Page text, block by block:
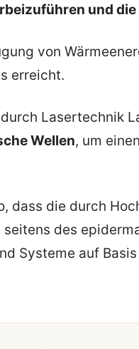
und
von
erreicht.
Lasertechnik
Wellen, um
dass die durch
des
Systeme auf